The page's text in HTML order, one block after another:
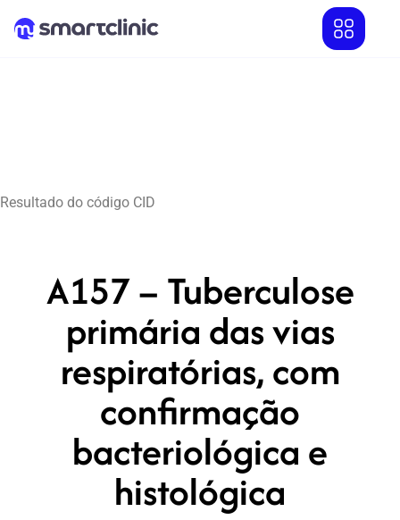
Resultado do código CID
A157 – Tuberculose
primária das vias
respiratórias, com
confirmação
bacteriológica e
histológica